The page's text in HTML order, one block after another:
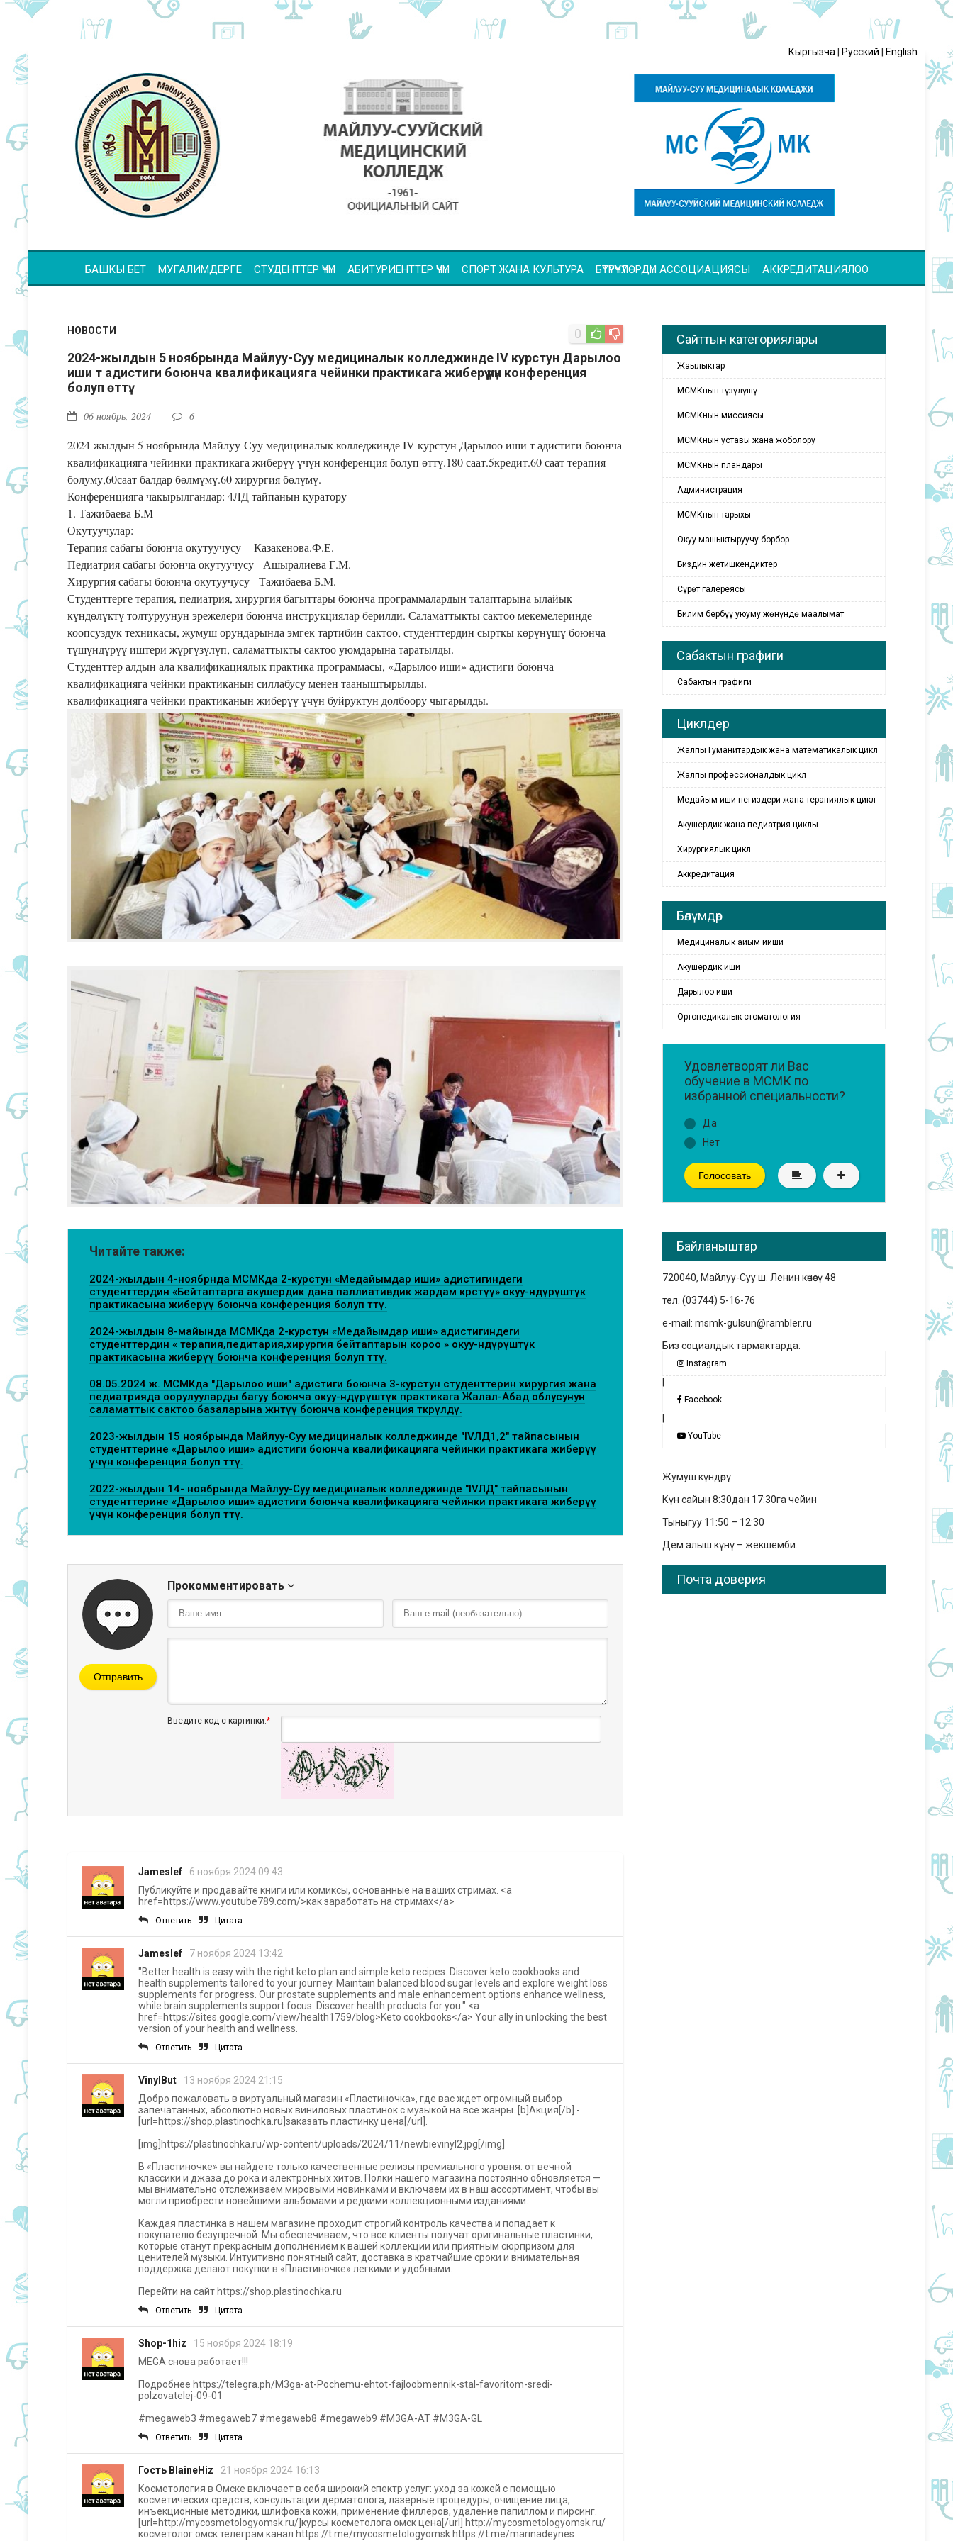
Кыргызча Русский English
БАШКЫ БЕТ МУГАЛИМДЕРГЕ СТУДЕНТТЕР ҮЧҮН АБИТУРИЕНТТЕР ҮЧҮН СПОРТ ЖАНА КУЛЬТУРА БҮТҮРҮҮЧҮЛӨРДҮН АССОЦИАЦИЯСЫ АККРЕДИТАЦИЯЛОО
НОВОСТИ
2024-жылдын 5 ноябрында Майлуу-Суу медициналык колледжинде IV курстун Дарылоо
иши т адистиги боюнча квалификацияга чейинки практикага жиберүү үчүн конференция
болуп өттү.
06 ноябрь, 2024 6
0
2024-жылдын 5 ноябрында Майлуу-Суу медициналык колледжинде IV курстун Дарылоо иши т адистиги боюнча
квалификацияга чейинки практикага жиберүү үчүн конференция болуп өттү.180 саат.5кредит.60 саат терапия
болуму,60саат балдар бөлмүмү.60 хирургия бөлүмү.
Конференцияга чакырылгандар: 4ЛД тайпанын куратору
1. Тажибаева Б.М
Окутуучулар:
Терапия сабагы боюнча окутуучусу - Казакенова.Ф.Е.
Педиатрия сабагы боюнча окутуучусу - Ашыралиева Г.М.
Хирургия сабагы боюнча окутуучусу - Тажибаева Б.М.
Студенттерге терапия, педиатрия, хирургия багыттары боюнча программалардын талаптарына ылайык
күндөлүктү толтуруунун эрежелери боюнча инструкциялар берилди. Саламаттыкты сактоо мекемелеринде
коопсуздук техникасы, жумуш орундарында эмгек тартибин сактоо, студенттердин сырткы көрүнүшү боюнча
түшүндүрүү иштери жүргүзүлүп, саламаттыкты сактоо уюмдарына таратылды.
Студенттер алдын ала квалификациялык практика программасы, «Дарылоо иши» адистиги боюнча
квалификацияга чейнки практиканын силлабусу менен тааныштырылды.
квалификацияга чейнки практиканын жиберүү үчүн буйруктун долбоору чыгарылды.
Читайте также:
2024-жылдын 4-ноябрнда МСМКда 2-курстун «Медайымдар иши» адистигиндеги
студенттердин «Бейтаптарга акушердик дана паллиативдик жардам көрсөтүү» окуу-өндүрүштүк
практикасына жиберүү боюнча конференция болуп өттү.
2024-жылдын 8-майында МСМКда 2-курстун «Медайымдар иши» адистигиндеги
студенттердин « терапия,педитария,хирургия бейтаптарын короо » окуу-өндүрүштүк
практикасына жиберүү боюнча конференция болуп өттү.
08.05.2024 ж. МСМКда "Дарылоо иши" адистиги боюнча 3-курстун студенттерин хирургия жана
педиатрияда оорулууларды багуу боюнча окуу-өндүрүштүк практикага Жалал-Абад облусунун
саламаттык сактоо базаларына жөнөтүү боюнча конференция өткөрүлдү.
2023-жылдын 15 ноябрында Майлуу-Суу медициналык колледжинде "IVЛД1,2" тайпасынын
студенттерине «Дарылоо иши» адистиги боюнча квалификацияга чейинки практикага жиберүү
үчүн конференция болуп өттү.
2022-жылдын 14- ноябрында Майлуу-Суу медициналык колледжинде "IVЛД" тайпасынын
студенттерине «Дарылоо иши» адистиги боюнча квалификацияга чейинки практикага жиберүү
үчүн конференция болуп өттү.
Прокомментировать
Введите код с картинки:*
Отправить
Jameslef
6 ноября 2024 09:43
Публикуйте и продавайте книги или комиксы, основанные на ваших стримах. <a
href=https://www.youtube789.com/>как заработать на стримах</a>
Ответить Цитата
Jameslef
7 ноября 2024 13:42
"Better health is easy with the right keto plan and simple keto recipes. Discover keto cookbooks and
health supplements tailored to your journey. Maintain balanced blood sugar levels and explore weight loss
supplements for progress. Our prostate supplements and male enhancement options enhance wellness,
while brain supplements support focus. Discover health products for you." <a
href=https://sites.google.com/view/health1759/blog>Keto cookbooks</a> Your ally in unlocking the best
version of your health and wellness.
Ответить Цитата
VinylBut
13 ноября 2024 21:15
Добро пожаловать в виртуальный магазин «Пластиночка», где вас ждет огромный выбор
запечатанных, абсолютно новых виниловых пластинок с музыкой на все жанры. [b]Акция[/b] -
[url=https://shop.plastinochka.ru]заказать пластинку цена[/url].
[img]https://plastinochka.ru/wp-content/uploads/2024/11/newbievinyl2.jpg[/img]
В «Пластиночке» вы найдете только качественные релизы премиального уровня: от вечной
классики и джаза до рока и электронных хитов. Полки нашего магазина постоянно обновляется —
мы внимательно отслеживаем мировыми новинками и включаем их в наш ассортимент, чтобы вы
могли приобрести новейшими альбомами и редкими коллекционными изданиями.
Каждая пластинка в нашем магазине проходит строгий контроль качества и попадает к
покупателю безупречной. Мы обеспечиваем, что все клиенты получат оригинальные пластинки,
которые станут прекрасным дополнением к вашей коллекции или приятным сюрпризом для
ценителей музыки. Интуитивно понятный сайт, доставка в кратчайшие сроки и внимательная
поддержка делают покупки в «Пластиночке» легкими и удобными.
Перейти на сайт https://shop.plastinochka.ru
Ответить Цитата
Shop-1hiz
15 ноября 2024 18:19
MEGA снова работает!!!
Подробнее https://telegra.ph/M3ga-at-Pochemu-ehtot-fajloobmennik-stal-favoritom-sredi-
polzovatelej-09-01
#megaweb3 #megaweb7 #megaweb8 #megaweb9 #M3GA-AT #M3GA-GL
Ответить Цитата
Гость BlaineHiz
21 ноября 2024 16:13
Косметология в Омске включает в себя широкий спектр услуг: уход за кожей с помощью
косметических средств, консультации дерматолога, лазерные процедуры, очищение лица,
инъекционные методики, шлифовка кожи, применение филлеров, удаление папиллом и пирсинг.
[url=http://mycosmetologyomsk.ru/]курсы косметолога омск цена[/url] http://mycosmetologyomsk.ru/
косметолог омск телеграм канал https://t.me/mycosmetologyomsk https://t.me/marinadeynes
Сайттын категориялары
Жаңылыктар
МСМКнын түзүлүшү
МСМКнын миссиясы
МСМКнын уставы жана жоболору
МСМКнын пландары
Администрация
МСМКнын тарыхы
Окуу-машыктыруучу борбор
Биздин жетишкендиктер
Сүрөт галереясы
Билим бербүү уюуму жөнүндө маалымат
Сабактын графиги
Сабактын графиги
Циклдер
Жалпы Гуманитардык жана математикалык цикл
Жалпы профессионалдык цикл
Медайым иши негиздери жана терапиялык цикл
Акушердик жана педиатрия циклы
Хирургиялык цикл
Аккредитация
Бөлүмдөр
Медициналык айым ииши
Акушердик иши
Дарылоо иши
Ортопедикалык стоматология
Удовлетворят ли Вас
обучение в МСМК по
избранной специальности?
Да
Нет
Голосовать
Байланыштар
720040, Майлуу-Суу ш. Ленин көчөсү 48
тел. (03744) 5-16-76
e-mail: msmk-gulsun@rambler.ru
Биз социалдык тармактарда:
Instagram
Facebook
YouTube
Жумуш күндөрү:
Күн сайын 8:30дан 17:30га чейин
Тыныгуу 11:50 – 12:30
Дем алыш күнү – жекшемби.
Почта доверия